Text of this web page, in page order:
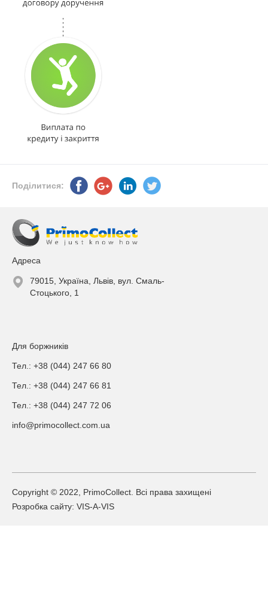
Поділитися:
Адреса
79015, Україна, Львів, вул. Смаль-
Стоцького, 1
Для боржників
Тел.: +38 (044) 247 66 80
Тел.: +38 (044) 247 66 81
Тел.: +38 (044) 247 72 06
info@primocollect.com.ua
Copyright © 2022, PrimoCollect. Всі права захищені
Розробка сайту: VIS-A-VIS